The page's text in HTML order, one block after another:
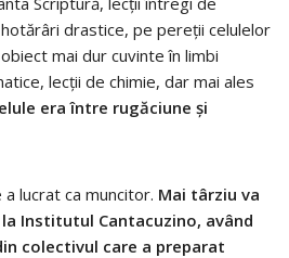
drastice, pe pereții celulelor
mai dur cuvinte în limbi
lecții de chimie, dar mai ales
era între rugăciune și
lucrat ca muncitor. Mai târziu va
Institutul Cantacuzino, având
colectivul care a preparat